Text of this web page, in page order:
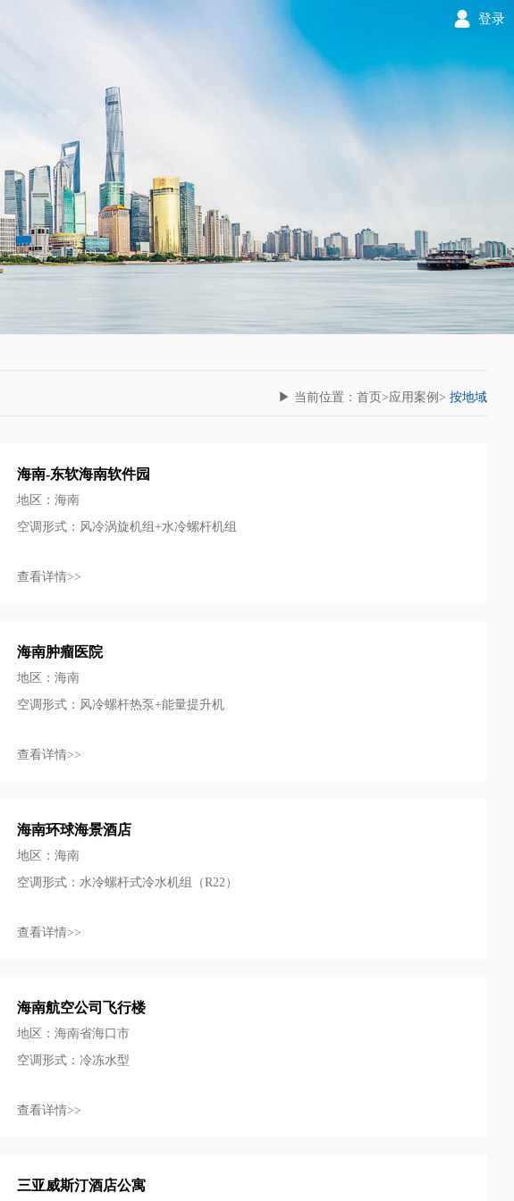
登录
▶ 当前位置：首页>应用案例> 按地域
海南-东软海南软件园
地区：海南
空调形式：风冷涡旋机组+水冷螺杆机组
查看详情>>
海南肿瘤医院
地区：海南
空调形式：风冷螺杆热泵+能量提升机
查看详情>>
海南环球海景酒店
地区：海南
空调形式：水冷螺杆式冷水机组（R22）
查看详情>>
海南航空公司飞行楼
地区：海南省海口市
空调形式：冷冻水型
查看详情>>
三亚威斯汀酒店公寓